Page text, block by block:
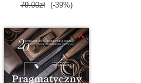
79.00zł (-39%)